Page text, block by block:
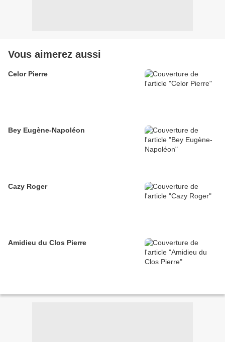
Vous aimerez aussi
Celor Pierre
Bey Eugène-Napoléon
Cazy Roger
Amidieu du Clos Pierre